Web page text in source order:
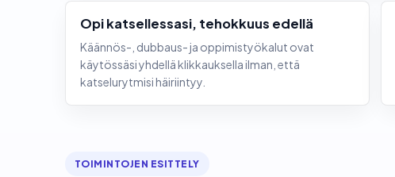
Opi katsellessasi, tehokkuus edellä
Käännös-, dubbaus- ja oppimistyökalut ovat
käytössäsi yhdellä klikkauksella ilman, että
katselurytmisi häiriintyy.
TOIMINTOJEN ESITTELY